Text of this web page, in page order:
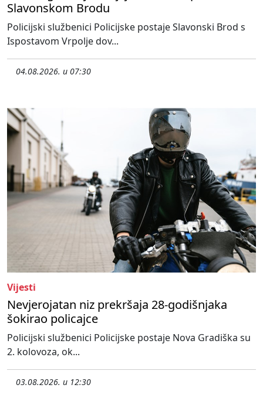
Slavonskom Brodu
Policijski službenici Policijske postaje Slavonski Brod s
Ispostavom Vrpolje dov...
04.08.2026. u 07:30
Vijesti
Nevjerojatan niz prekršaja 28-godišnjaka
šokirao policajce
Policijski službenici Policijske postaje Nova Gradiška su
2. kolovoza, ok...
03.08.2026. u 12:30